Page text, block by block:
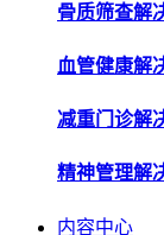
骨质筛查解
血管健康解
减重门诊解
精神管理解
内容中心